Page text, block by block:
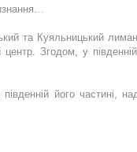
та Куяльницький
Згодом, у
його частині,